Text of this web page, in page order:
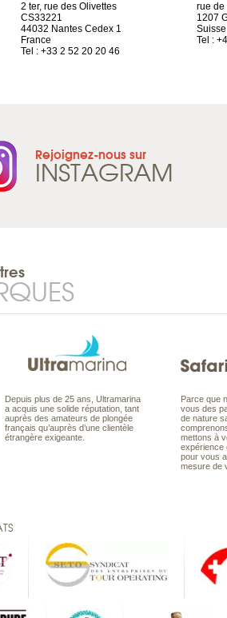
2 ter, rue des Olivettes
CS33221
44032 Nantes Cedex 1
France
Tel : +33 2 52 20 20 46
rue de
1207
Suisse
Tel :
Rejoignez-nous sur
INSTAGRAM
Depuis plus de 25 ans, Ultramarina
a acquis une solide réputation, tant
auprès des amateurs de plongée
français qu’auprès d’une clientèle
étrangère exigeante.
Parce que
vous des
de nature
mettons à
expérience
pour vous
mesure de